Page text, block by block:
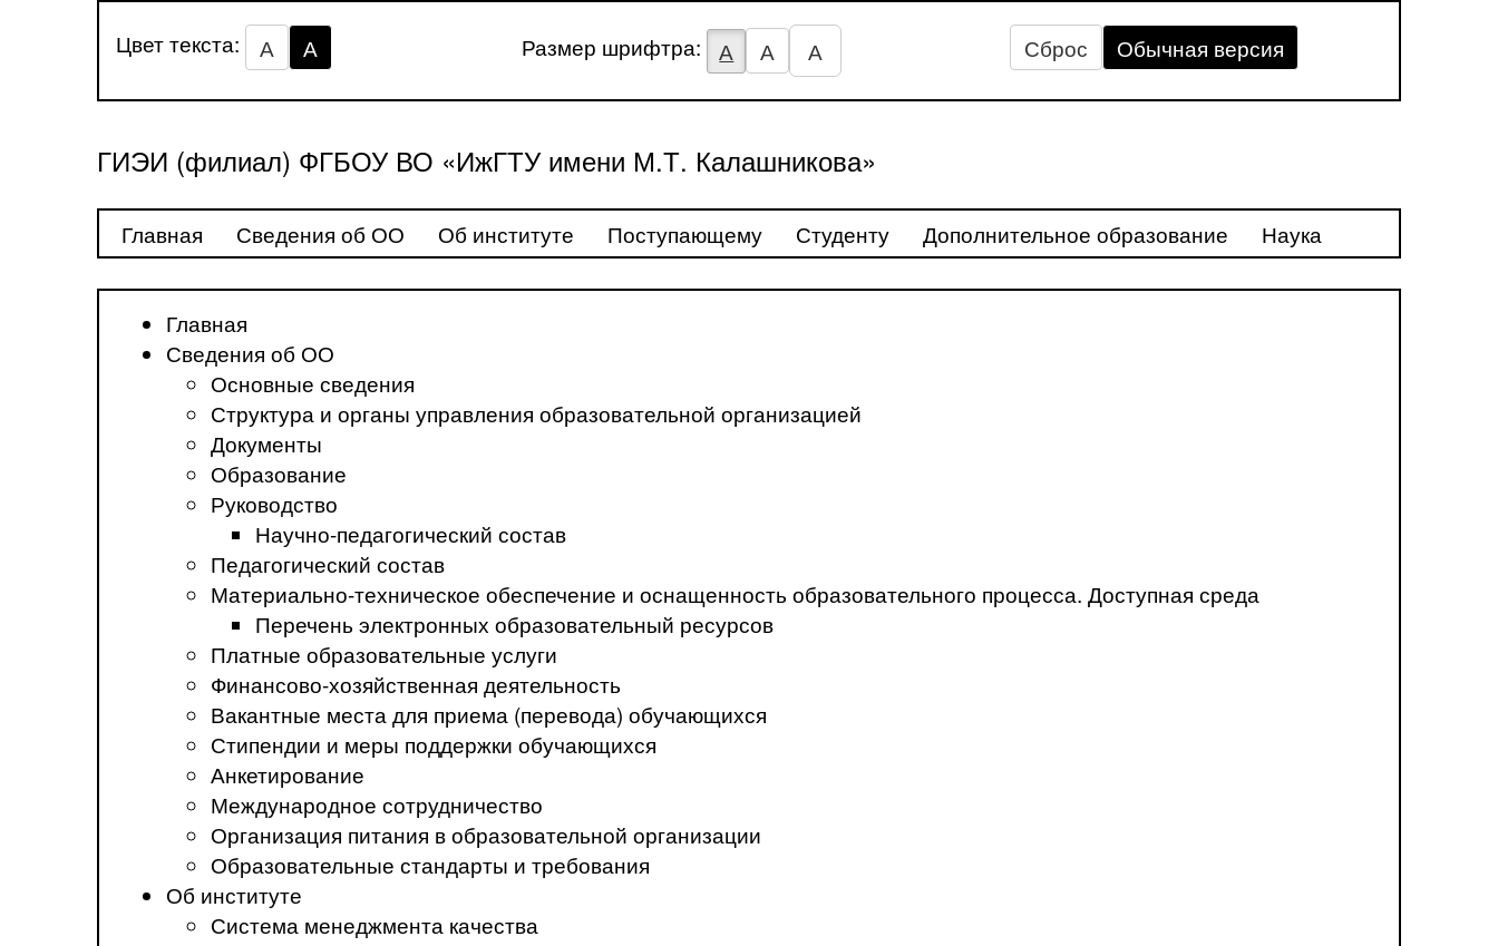
Цвет текста: А А Размер шрифтра: А А А Сброс Обычная версия
ГИЭИ (филиал) ФГБОУ ВО «ИжГТУ имени М.Т. Калашникова»
Главная Сведения об ОО Об институте Поступающему Студенту Дополнительное образование Наука
Главная
Сведения об ОО
Основные сведения
Структура и органы управления образовательной организацией
Документы
Образование
Руководство
Научно-педагогический состав
Педагогический состав
Материально-техническое обеспечение и оснащенность образовательного процесса. Доступная среда
Перечень электронных образовательный ресурсов
Платные образовательные услуги
Финансово-хозяйственная деятельность
Вакантные места для приема (перевода) обучающихся
Стипендии и меры поддержки обучающихся
Анкетирование
Международное сотрудничество
Организация питания в образовательной организации
Образовательные стандарты и требования
Об институте
Система менеджмента качества